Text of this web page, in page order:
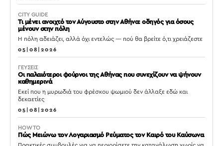
CITY GUIDE
Τι μένει ανοιχτό τον Αύγουστο στην Αθήνα: οδηγός για όσους
μένουν στην πόλη
Η πόλη αδειάζει, αλλά όχι εντελώς — πού θα βρείτε ό,τι χρειάζεστε
05|08|2026
ΓΕΥΣΕΙΣ
Οι παλαιότεροι φούρνοι της Αθήνας που συνεχίζουν να ψήνουν
καθημερινά
Εκεί που η μυρωδιά του φρέσκου ψωμιού δεν άλλαξε εδώ και
δεκαετίες
05|08|2026
HOW TO
Πώς Μειώνω τον Λογαριασμό Ρεύματος τον Καιρό του Καύσωνα